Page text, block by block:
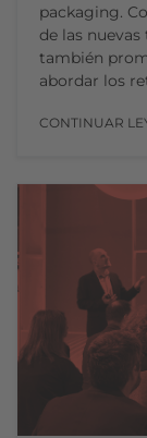
packaging.
de las
también
abordar los
CONTINUAR